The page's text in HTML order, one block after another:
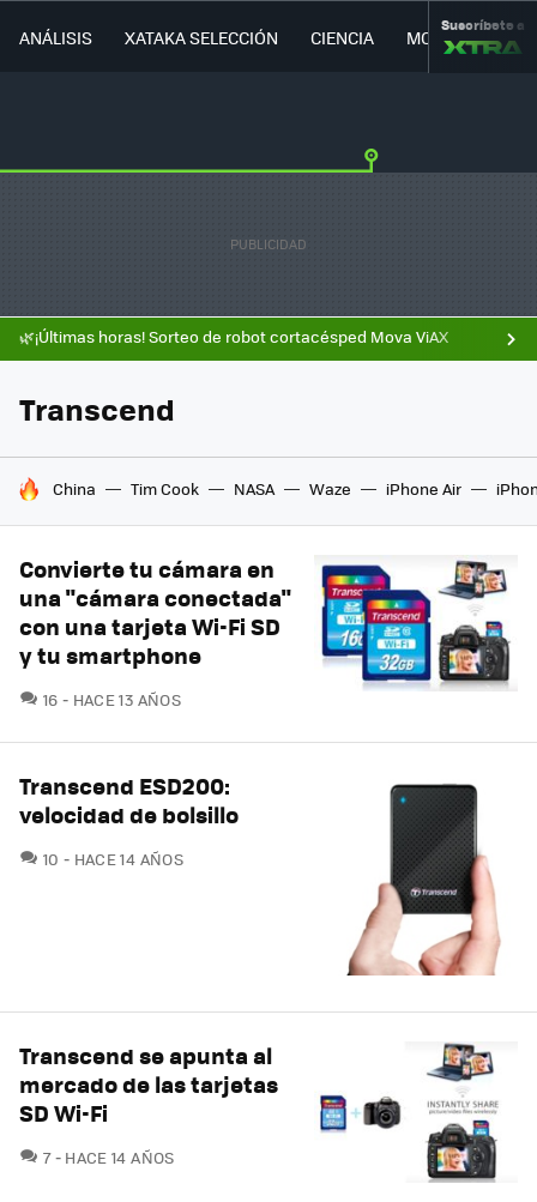
ANÁLISIS XATAKA SELECCIÓN CIENCIA MOVILIDAD
Suscríbete a
🌿¡Últimas horas! Sorteo de robot cortacésped Mova ViAX
Transcend
HOY SE HABLA DE
China Tim Cook NASA Waze iPhone Air
Convierte tu cámara en
una "cámara conectada"
con una tarjeta Wi-Fi SD
y tu smartphone
16 COMENTARIOS
HACE 13 AÑOS
Transcend ESD200:
velocidad de bolsillo
10 COMENTARIOS
HACE 14 AÑOS
Transcend se apunta al
mercado de las tarjetas
SD Wi-Fi
7COMENTARIOS
HACE 14 AÑOS